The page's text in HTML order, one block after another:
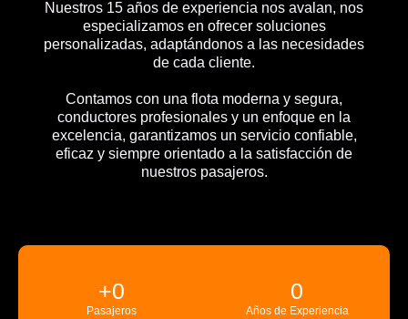
Nuestros 15 años de experiencia nos avalan, nos
especializamos en ofrecer soluciones
personalizadas, adaptándonos a las necesidades
de cada cliente.
Contamos con una flota moderna y segura,
conductores profesionales y un enfoque en la
excelencia, garantizamos un servicio confiable,
eficaz y siempre orientado a la satisfacción de
nuestros pasajeros.
Pasajeros
+0
Años de Experiencia
0